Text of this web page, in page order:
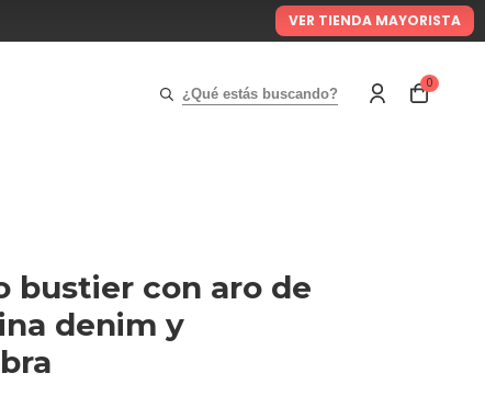
VER TIENDA MAYORISTA
¿Qué estás buscando?
0
bustier con aro de
denim y